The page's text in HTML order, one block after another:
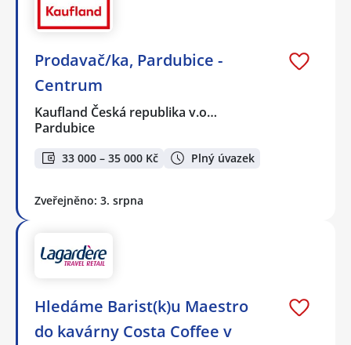
Prodavač/ka, Pardubice -
Centrum
Kaufland Česká republika v.o…
Pardubice
33 000 – 35 000 Kč Plný úvazek
Zveřejněno: 3. srpna
Hledáme Barist(k)u Maestro
do kavárny Costa Coffee v